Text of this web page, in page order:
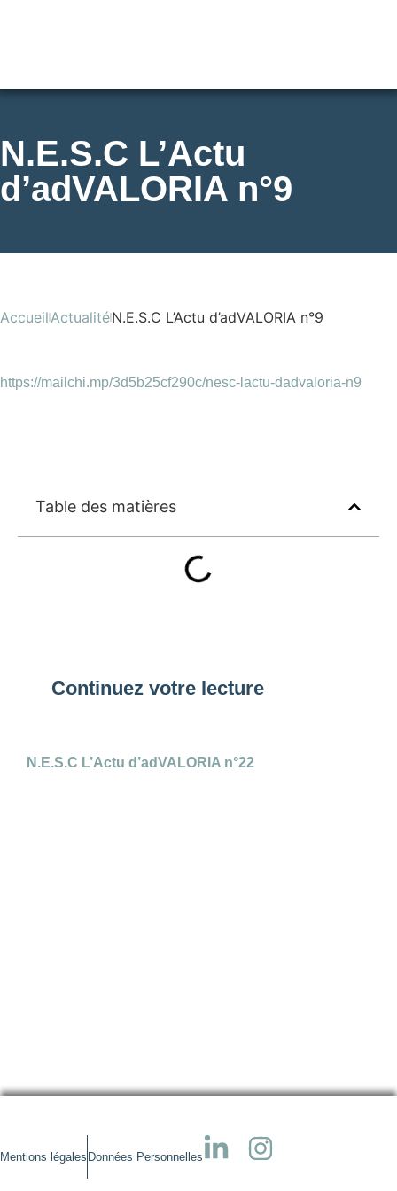
N.E.S.C L’Actu
d’adVALORIA n°9
AccueilActualitéN.E.S.C L’Actu d’adVALORIA n°9
https://mailchi.mp/3d5b25cf290c/nesc-lactu-dadvaloria-n9
Table des matières
Continuez votre lecture
N.E.S.C L’Actu d’adVALORIA n°22
Mentions légales Données Personnelles